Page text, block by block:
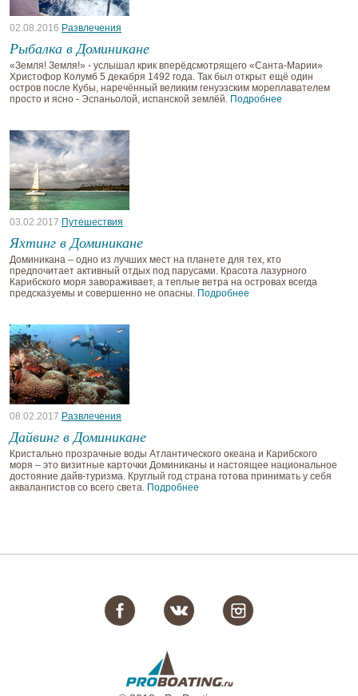
02.08.2016 Развлечения
Рыбалка в Доминикане
«Земля! Земля!» - услышал крик вперёдсмотрящего «Санта-Марии»
Христофор Колумб 5 декабря 1492 года. Так был открыт ещё один
остров после Кубы, наречённый великим генуэзским мореплавателем
просто и ясно - Эспаньолой, испанской землёй. Подробнее
03.02.2017 Путешествия
Яхтинг в Доминикане
Доминикана – одно из лучших мест на планете для тех, кто
предпочитает активный отдых под парусами. Красота лазурного
Карибского моря завораживает, а теплые ветра на островах всегда
предсказуемы и совершенно не опасны. Подробнее
08.02.2017 Развлечения
Дайвинг в Доминикане
Кристально прозрачные воды Атлантического океана и Карибского
моря – это визитные карточки Доминиканы и настоящее национальное
достояние дайв-туризма. Круглый год страна готова принимать у себя
аквалангистов со всего света. Подробнее